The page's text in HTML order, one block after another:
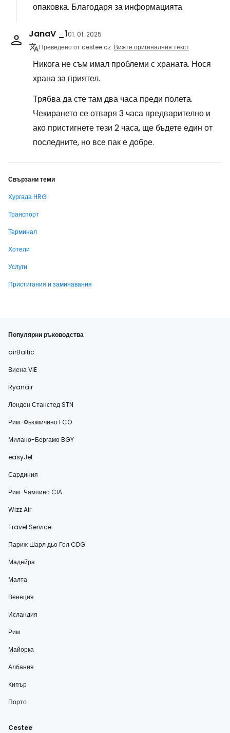
опаковка. Благодаря за информацията
JanaV _101. 01. 2025
Преведено от cestee.cz Вижте оригиналния текст
Никога не съм имал проблеми с храната. Нося
храна за приятел.
Трябва да сте там два часа преди полета.
Чекирането се отваря 3 часа предварително и
ако пристигнете тези 2 часа, ще бъдете един от
последните, но все пак е добре.
Свързани теми
Хургада HRG
Транспорт
Терминал
Хотели
Услуги
Пристигания и заминавания
Популярни ръководства
airBaltic
Виена VIE
Ryanair
Лондон Станстед STN
Рим-Фьюмичино FCO
Милано-Бергамо BGY
easyJet
Сардиния
Рим-Чампино CIA
Wizz Air
Travel Service
Париж Шарл дьо Гол CDG
Мадейра
Малта
Венеция
Исландия
Рим
Майорка
Албания
Кипър
Порто
Cestee